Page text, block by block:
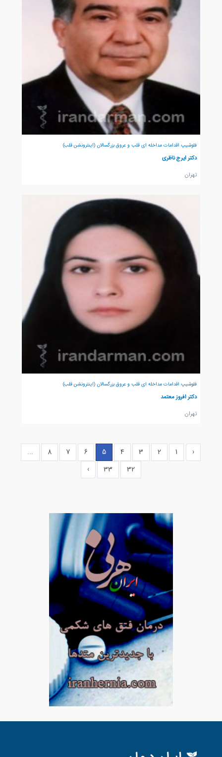
فلوشیپ اقدامات مداخله ای قلب و عروق بزرگسالان (اینترونشن قلب)
دکتر ایرج ناظری
تهران
فلوشیپ اقدامات مداخله ای قلب و عروق بزرگسالان (اینترونشن قلب)
دکتر افروز معتمد
تهران
‹
1
2
3
4
5
6
7
8
...
32
33
›